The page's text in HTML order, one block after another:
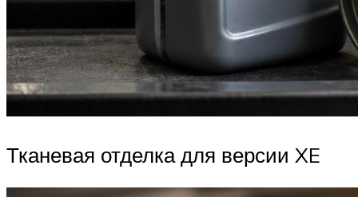
Тканевая отделка для версии XE